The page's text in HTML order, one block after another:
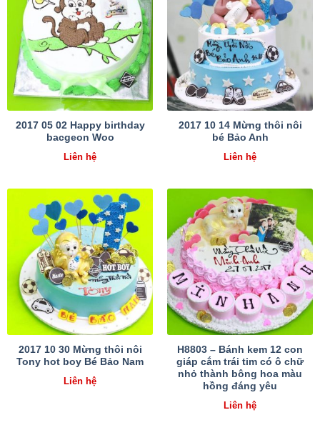
2017 05 02 Happy birthday
bacgeon Woo
Liên hệ
2017 10 14 Mừng thôi nôi
bé Bảo Anh
Liên hệ
2017 10 30 Mừng thôi nôi
Tony hot boy Bé Bảo Nam
Liên hệ
H8803 – Bánh kem 12 con
giáp cắm trái tim có ô chữ
nhỏ thành bông hoa màu
hồng đáng yêu
Liên hệ